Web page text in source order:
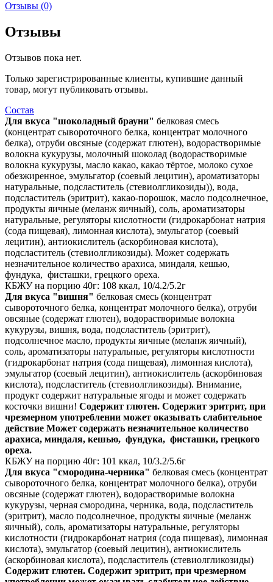
Отзывы (0)
Отзывы
Отзывов пока нет.
Только зарегистрированные клиенты, купившие данный
товар, могут публиковать отзывы.
Состав
Для вкуса "шоколадный брауни" белковая смесь
(концентрат сывороточного белка, концентрат молочного
белка), отруби овсяные (содержат глютен), водорастворимые
волокна кукурузы, молочный шоколад (водорастворимые
волокна кукурузы, масло какао, какао тёртое, молоко сухое
обезжиренное, эмульгатор (соевый лецитин), ароматизаторы
натуральные, подсластитель (стевиолгликозиды)), вода,
подсластитель (эритрит), какао-порошок, масло подсолнечное,
продукты яичные (меланж яичный), соль, ароматизаторы
натуральные, регуляторы кислотности (гидрокарбонат натрия
(сода пищевая), лимонная кислота), эмульгатор (соевый
лецитин), антиокислитель (аскорбиновая кислота),
подсластитель (стевиолгликозиды). Может содержать
незначительное количество арахиса, миндаля, кешью,
фундука, фисташки, грецкого ореха.
КБЖУ на порцию 40г: 108 ккал, 10/4.2/5.2г
Для вкуса "вишня" белковая смесь (концентрат
сывороточного белка, концентрат молочного белка), отруби
овсяные (содержат глютен), водорастворимые волокна
кукурузы, вишня, вода, подсластитель (эритрит),
подсолнечное масло, продукты яичные (меланж яичный),
соль, ароматизаторы натуральные, регуляторы кислотности
(гидрокарбонат натрия (сода пищевая), лимонная кислота),
эмульгатор (соевый лецитин), антиокислитель (аскорбиновая
кислота), подсластитель (стевиолгликозиды). Внимание,
продукт содержит натуральные ягоды и может содержать
косточки вишни! Содержит глютен. Содержит эритрит, при
чрезмерном употреблении может оказывать слабительное
действие Может содержать незначительное количество
арахиса, миндаля, кешью, фундука, фисташки, грецкого
ореха.
КБЖУ на порцию 40г: 101 ккал, 10/3.2/5.6г
Для вкуса "смородина-черника" белковая смесь (концентрат
сывороточного белка, концентрат молочного белка), отруби
овсяные (содержат глютен), водорастворимые волокна
кукурузы, черная смородина, черника, вода, подсластитель
(эритрит), масло подсолнечное, продукты яичные (меланж
яичный), соль, ароматизаторы натуральные, регуляторы
кислотности (гидрокарбонат натрия (сода пищевая), лимонная
кислота), эмульгатор (соевый лецитин), антиокислитель
(аскорбиновая кислота), подсластитель (стевиолгликозиды)
Содержит глютен. Содержит эритрит, при чрезмерном